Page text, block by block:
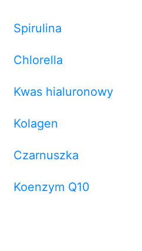
Spirulina
Chlorella
Kwas hialuronowy
Kolagen
Czarnuszka
Koenzym Q10